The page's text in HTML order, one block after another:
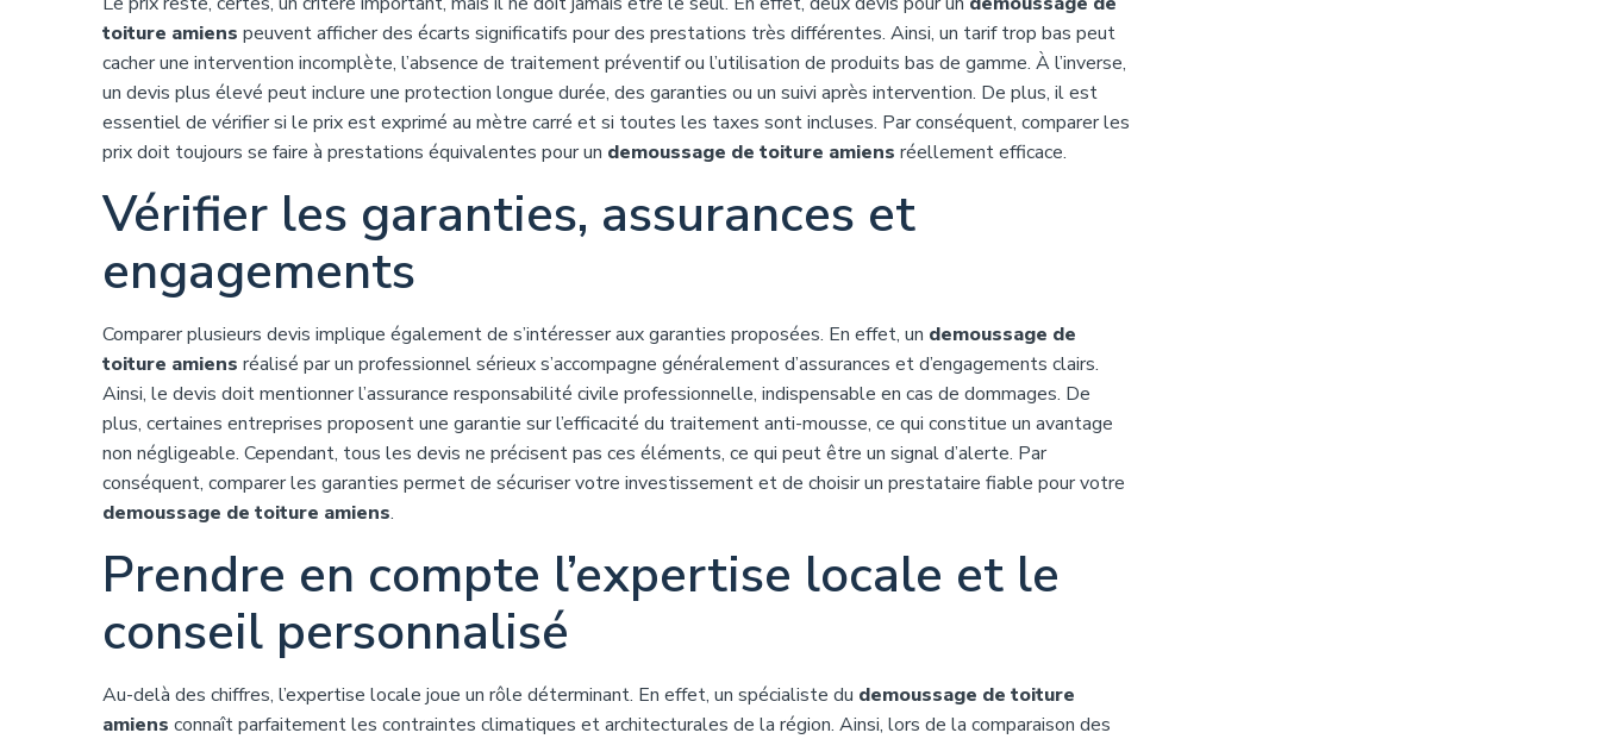
toiture amiens peuvent afficher des écarts significatifs pour des prestations très différentes. Ainsi, un tarif trop bas peut
cacher une intervention incomplète, l’absence de traitement préventif ou l’utilisation de produits bas de gamme. À l’inverse,
un devis plus élevé peut inclure une protection longue durée, des garanties ou un suivi après intervention. De plus, il est
essentiel de vérifier si le prix est exprimé au mètre carré et si toutes les taxes sont incluses. Par conséquent, comparer les
prix doit toujours se faire à prestations équivalentes pour un demoussage de toiture amiens réellement efficace.
Vérifier les garanties, assurances et
engagements
Comparer plusieurs devis implique également de s’intéresser aux garanties proposées. En effet, un demoussage de
toiture amiens réalisé par un professionnel sérieux s’accompagne généralement d’assurances et d’engagements clairs.
Ainsi, le devis doit mentionner l’assurance responsabilité civile professionnelle, indispensable en cas de dommages. De
plus, certaines entreprises proposent une garantie sur l’efficacité du traitement anti-mousse, ce qui constitue un avantage
non négligeable. Cependant, tous les devis ne précisent pas ces éléments, ce qui peut être un signal d’alerte. Par
conséquent, comparer les garanties permet de sécuriser votre investissement et de choisir un prestataire fiable pour votre
demoussage de toiture amiens.
Prendre en compte l’expertise locale et le
conseil personnalisé
Au-delà des chiffres, l’expertise locale joue un rôle déterminant. En effet, un spécialiste du demoussage de toiture
amiens connaît parfaitement les contraintes climatiques et architecturales de la région. Ainsi, lors de la comparaison des